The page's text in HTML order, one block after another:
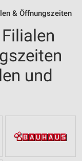
& Öffnungszeiten
und